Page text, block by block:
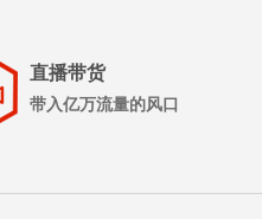
直播带货
带入亿万流量的风口